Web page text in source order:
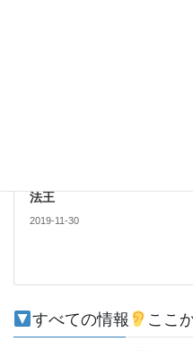
法王
2019-11-30
すべての情報 ここ